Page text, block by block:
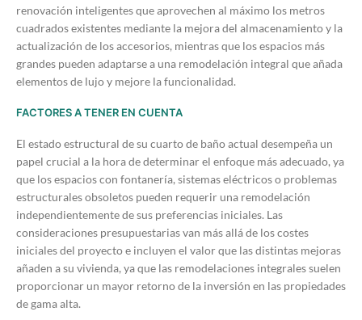
renovación inteligentes que aprovechen al máximo los metros
cuadrados existentes mediante la mejora del almacenamiento y la
actualización de los accesorios, mientras que los espacios más
grandes pueden adaptarse a una remodelación integral que añada
elementos de lujo y mejore la funcionalidad.
FACTORES A TENER EN CUENTA
El estado estructural de su cuarto de baño actual desempeña un
papel crucial a la hora de determinar el enfoque más adecuado, ya
que los espacios con fontanería, sistemas eléctricos o problemas
estructurales obsoletos pueden requerir una remodelación
independientemente de sus preferencias iniciales. Las
consideraciones presupuestarias van más allá de los costes
iniciales del proyecto e incluyen el valor que las distintas mejoras
añaden a su vivienda, ya que las remodelaciones integrales suelen
proporcionar un mayor retorno de la inversión en las propiedades
de gama alta.